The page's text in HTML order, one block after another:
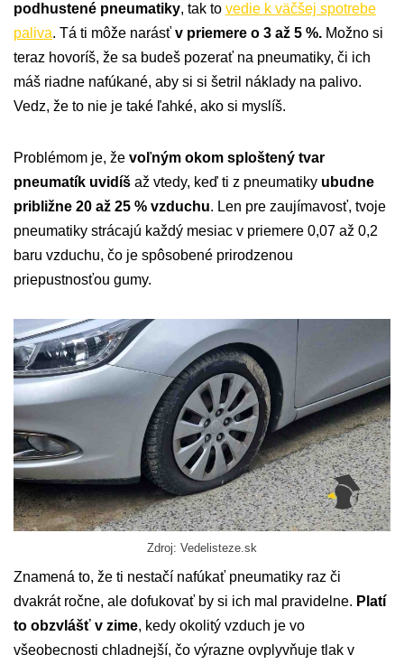
podhustené pneumatiky, tak to vedie k väčšej spotrebe
paliva. Tá ti môže narásť v priemere o 3 až 5 %. Možno si
teraz hovoríš, že sa budeš pozerať na pneumatiky, či ich
máš riadne nafúkané, aby si si šetril náklady na palivo.
Vedz, že to nie je také ľahké, ako si myslíš.
Problémom je, že voľným okom sploštený tvar
pneumatík uvidíš až vtedy, keď ti z pneumatiky ubudne
približne 20 až 25 % vzduchu. Len pre zaujímavosť, tvoje
pneumatiky strácajú každý mesiac v priemere 0,07 až 0,2
baru vzduchu, čo je spôsobené prirodzenou
priepustnosťou gumy.
Zdroj: Vedelisteze.sk
Znamená to, že ti nestačí nafúkať pneumatiky raz či
dvakrát ročne, ale dofukovať by si ich mal pravidelne. Platí
to obzvlášť v zime, kedy okolitý vzduch je vo
všeobecnosti chladnejší, čo výrazne ovplyvňuje tlak v